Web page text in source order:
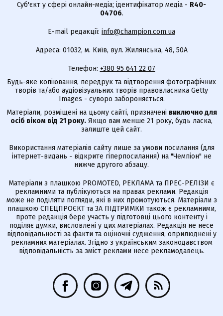
Суб'єкт у сфері онлайн-медіа; ідентифікатор медіа - R40-
04706.
E-mail редакції: info@champion.com.ua
Адреса: 01032, м. Київ, вул. Жилянська, 48, 50А
Телефон: +380 95 641 22 07
Будь-яке копіювання, передрук та відтворення фотографічних
творів та/або аудіовізуальних творів правовласника Getty
Images - суворо забороняється.
Матеріали, розміщені на цьому сайті, призначені виключно для
осіб віком від 21 року. Якщо вам менше 21 року, будь ласка,
залиште цей сайт.
Використання матеріалів сайту лише за умови посилання (для
інтернет-видань - відкрите гіперпосилання) на "Чемпіон" не
нижче другого абзацу.
Матеріали з плашкою PROMOTED, РЕКЛАМА та ПРЕС-РЕЛІЗИ є
рекламними та публікуються на правах реклами. Редакція
може не поділяти погляди, які в них промотуються. Матеріали з
плашкою СПЕЦПРОЄКТ та ЗА ПІДТРИМКИ також є рекламними,
проте редакція бере участь у підготовці цього контенту і
поділяє думки, висловлені у цих матеріалах. Редакція не несе
відповідальності за факти та оціночні судження, оприлюднені у
рекламних матеріалах. Згідно з українським законодавством
відповідальність за зміст реклами несе рекламодавець.